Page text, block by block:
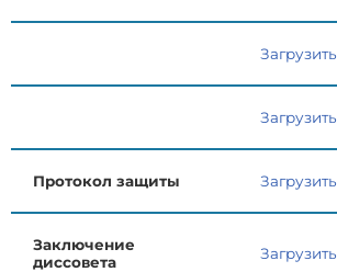
Загрузить
Загрузить
Протокол защиты Загрузить
Заключение
диссовета
Загрузить